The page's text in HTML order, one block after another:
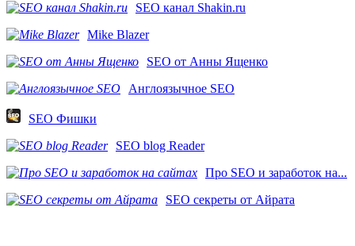
SEO канал Shakin.ru
Mike Blazer
SEO от Анны Ященко
Англоязычное SEO
SEO Фишки
SEO blog Reader
Про SEO и заработок на...
SEO секреты от Айрата